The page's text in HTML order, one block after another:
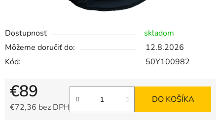
Dostupnosť
skladom
Môžeme doručiť do:
12.8.2026
Kód:
50Y100982
€89
€72,36 bez DPH
DO KOŠÍKA